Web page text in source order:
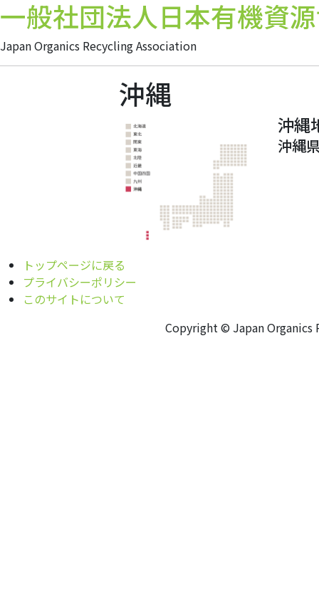
一般社団法人日本有機資
Japan Organics Recycling Association
沖縄
沖縄
沖縄
トップページに戻る
プライバシーポリシー
このサイトについて
Copyright © Japan Organics